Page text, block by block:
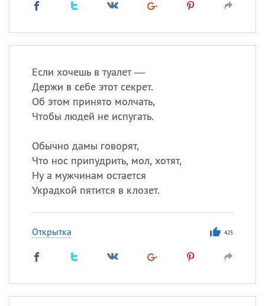
Если хочешь в туалет —
Держи в себе этот секрет.
Об этом принято молчать,
Чтобы людей не испугать.
Обычно дамы говорят,
Что нос припудрить, мол, хотят,
Ну а мужчинам остается
Украдкой пятится в клозет.
Открытка 425